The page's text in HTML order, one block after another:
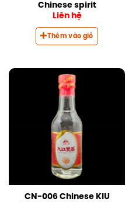
Chinese spirit
Liên hệ
Thêm vào giỏ
CN-006 Chinese KIU